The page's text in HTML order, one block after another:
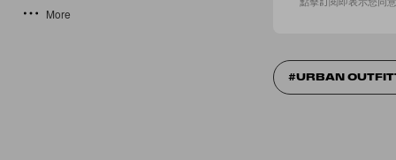
More
URBAN